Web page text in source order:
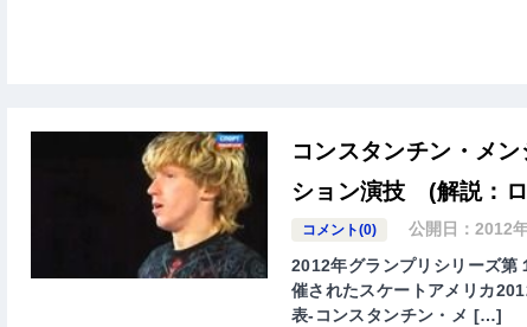
コンスタンチン・メ
ション演技 (解説：
コメント(0) 公開日：2012
2012年グランプリシリーズ
催されたスケートアメリカ
表-コンスタンチン・メ […]